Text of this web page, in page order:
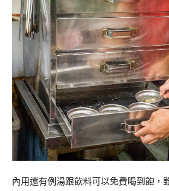
內用還有例湯跟飲料可以免費喝到飽，